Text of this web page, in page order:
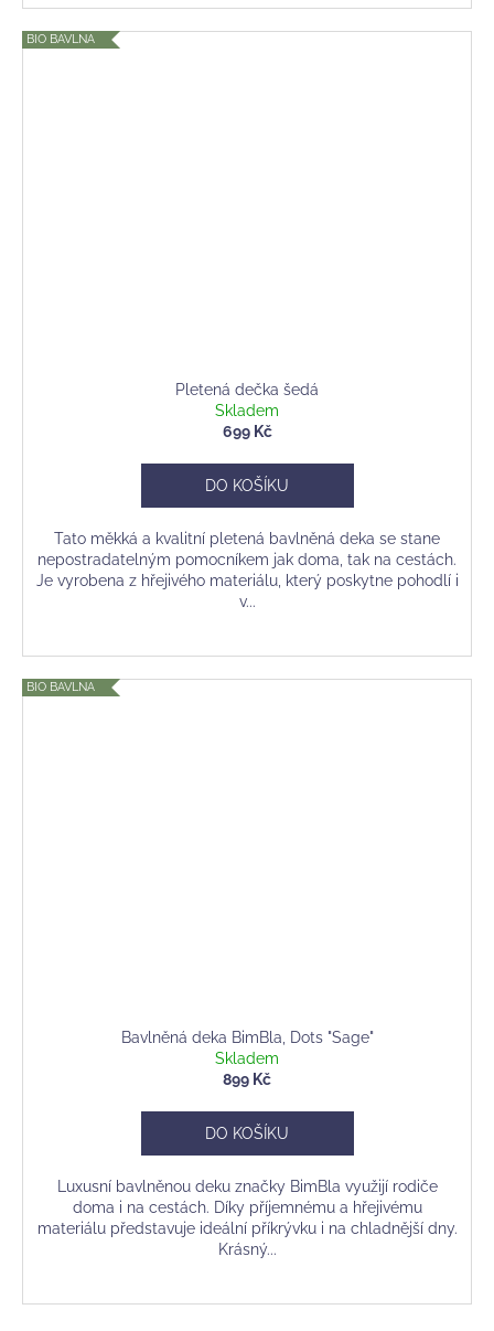
BIO BAVLNA
Pletená dečka šedá
Skladem
699 Kč
DO KOŠÍKU
Tato měkká a kvalitní pletená bavlněná deka se stane
nepostradatelným pomocníkem jak doma, tak na cestách.
Je vyrobena z hřejivého materiálu, který poskytne pohodlí i
v...
BIO BAVLNA
Bavlněná deka BimBla, Dots "Sage"
Skladem
899 Kč
DO KOŠÍKU
Luxusní bavlněnou deku značky BimBla využijí rodiče
doma i na cestách. Díky příjemnému a hřejivému
materiálu představuje ideální příkrývku i na chladnější dny.
Krásný...